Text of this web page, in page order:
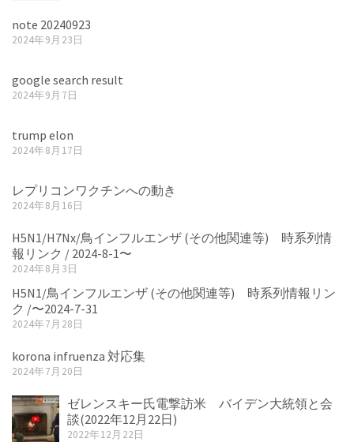
note 20240923
2024年9月23日
google search result
2024年9月7日
trump elon
2024年8月17日
レプリコンワクチンへの動き
2024年8月16日
H5N1/H7Nx/鳥インフルエンザ (その他関連等) 時系列情
報リンク / 2024-8-1〜
2024年8月3日
H5N1/鳥インフルエンザ (その他関連等) 時系列情報リン
ク /〜2024-7-31
2024年7月28日
korona infruenza 対応集
2024年7月20日
ゼレンスキー氏電撃訪米 バイデン大統領と会
談(2022年12月22日)
2022年12月22日